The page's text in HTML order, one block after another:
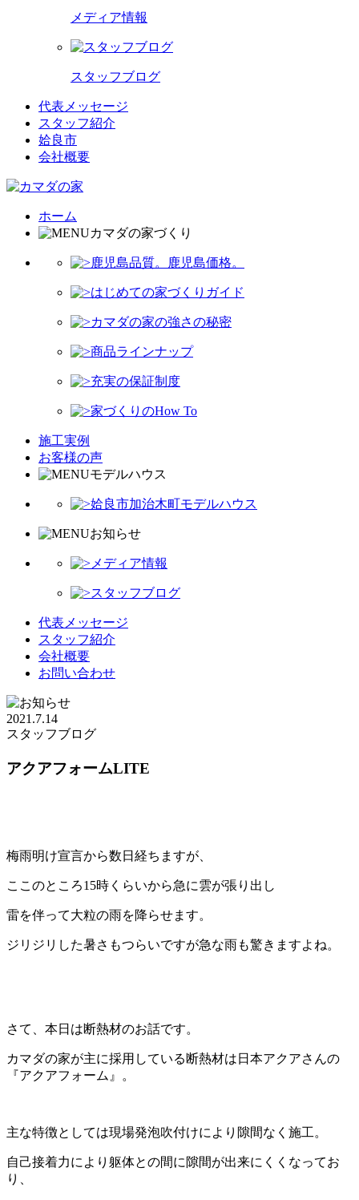
メディア情報
スタッフブログ
代表メッセージ
スタッフ紹介
姶良市
会社概要
ホーム
カマダの家づくり
鹿児島品質。鹿児島価格。
はじめての家づくりガイド
カマダの家の強さの秘密
商品ラインナップ
充実の保証制度
家づくりのHow To
施工実例
お客様の声
モデルハウス
姶良市加治木町モデルハウス
お知らせ
メディア情報
スタッフブログ
代表メッセージ
スタッフ紹介
会社概要
お問い合わせ
2021.7.14
スタッフブログ
アクアフォームLITE
梅雨明け宣言から数日経ちますが、
ここのところ15時くらいから急に雲が張り出し
雷を伴って大粒の雨を降らせます。
ジリジリした暑さもつらいですが急な雨も驚きますよね。
さて、本日は断熱材のお話です。
カマダの家が主に採用している断熱材は日本アクアさんの
『アクアフォーム』。
主な特徴としては現場発泡吹付けにより隙間なく施工。
自己接着力により躯体との間に隙間が出来にくくなってお
り、